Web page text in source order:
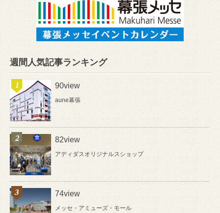
週間人気記事ランキング
90view
aune幕張
82view
アディダスオリジナルスショップ
74view
メッセ・アミューズ・モール